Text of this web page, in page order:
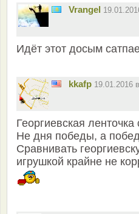
Vrangel
Идёт этот досым
kkafp 19.01.2016
Георгиевская
Не дня победы, а
Сравнивать
игрушкой крайне не